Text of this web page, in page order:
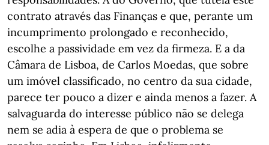
contrato através das Finanças e que, perante um
incumprimento prolongado e reconhecido,
escolhe a passividade em vez da firmeza. E a da
Câmara de Lisboa, de Carlos Moedas, que sobre
um imóvel classificado, no centro da sua cidade,
parece ter pouco a dizer e ainda menos a fazer. A
salvaguarda do interesse público não se delega
nem se adia à espera de que o problema se